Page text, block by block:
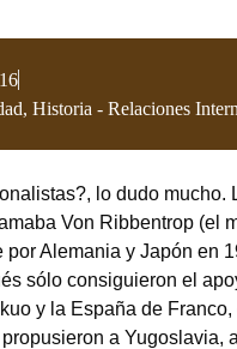
,Historia - Relaciones
lo dudo
Von Ribbentrop (el
Alemania y Japón en
sólo consiguieron el
y la España de
a